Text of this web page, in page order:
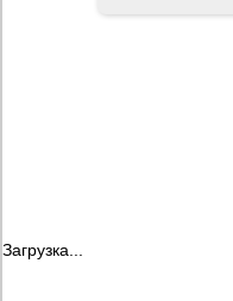
Загрузка...